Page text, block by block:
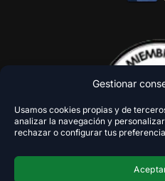
Gestionar
Usamos cookies propias y de
analizar la navegación y
rechazar o configurar tus